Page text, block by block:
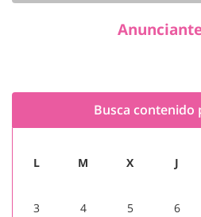
Busca contenido
L M X J
3
4 5 6